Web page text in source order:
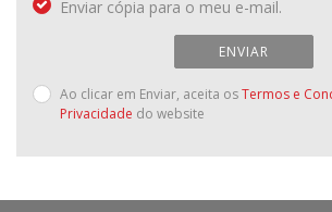
Enviar cópia para o meu e-mail.
ENVIAR
Ao clicar em Enviar, aceita osTermos e
Privacidade do website